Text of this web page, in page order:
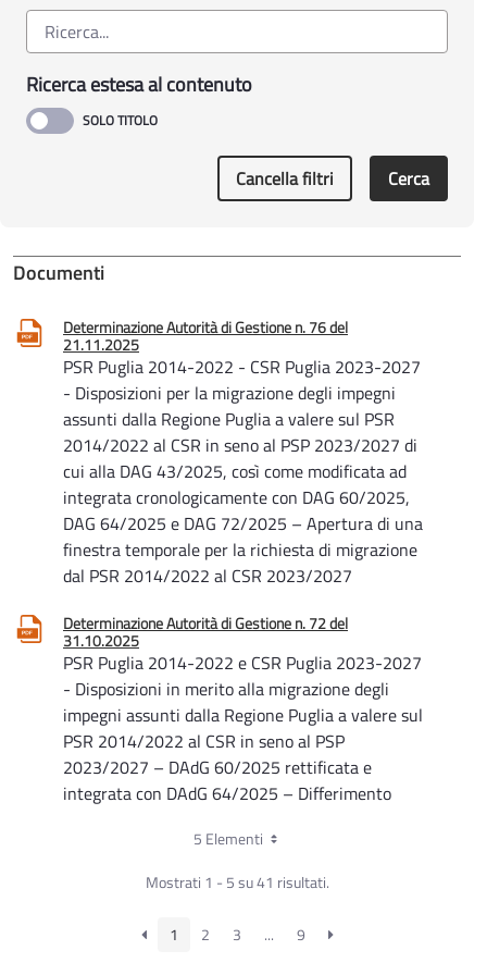
Ricerca estesa al contenuto
Cancella filtri Cerca
Documenti
Determinazione Autorità di Gestione n. 76 del
21.11.2025
PSR Puglia 2014-2022 - CSR Puglia 2023-2027
- Disposizioni per la migrazione degli impegni
assunti dalla Regione Puglia a valere sul PSR
2014/2022 al CSR in seno al PSP 2023/2027 di
cui alla DAG 43/2025, così come modificata ad
integrata cronologicamente con DAG 60/2025,
DAG 64/2025 e DAG 72/2025 – Apertura di una
finestra temporale per la richiesta di migrazione
dal PSR 2014/2022 al CSR 2023/2027
Determinazione Autorità di Gestione n. 72 del
31.10.2025
PSR Puglia 2014-2022 e CSR Puglia 2023-2027
- Disposizioni in merito alla migrazione degli
impegni assunti dalla Regione Puglia a valere sul
PSR 2014/2022 al CSR in seno al PSP
2023/2027 – DAdG 60/2025 rettificata e
integrata con DAdG 64/2025 – Differimento
- Aggiornamento delle disposizioni per la
5 Elementi
Mostrati 1 - 5 su 41 risultati.
1 2 3 ... 9